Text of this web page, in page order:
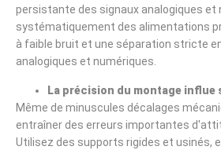
persistante des signaux analogiques et
systématiquement des alimentations
à faible bruit et une séparation stricte
analogiques et numériques.
La précision du montage influe
Même de minuscules décalages
entraîner des erreurs importantes
Utilisez des supports rigides et usinés,